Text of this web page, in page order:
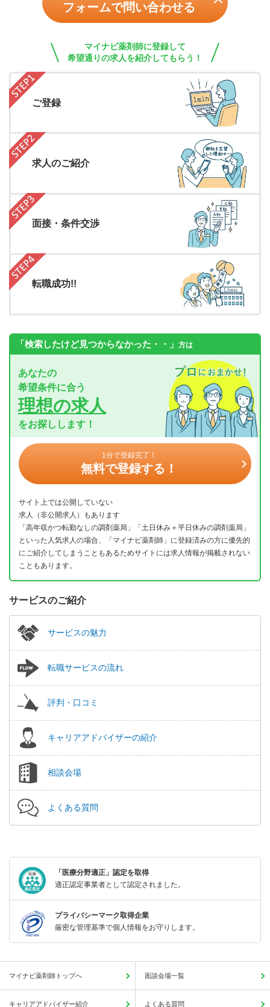
フォームで問い合わせる
マイナビ薬剤師に登録して
希望通りの求人を紹介してもらう！
ご登録
求人のご紹介
面接・条件交渉
転職成功!!
「検索したけど見つからなかった・・」 方は
あなたの
希望条件に合う
理想の求人
をお探しします！
1分で登録完了！
無料で登録する！
サイト上では公開していない
求人（非公開求人）もあります
「高年収かつ転勤なしの調剤薬局」「土日休み＋平日休みの調剤薬局」
といった人気求人の場合、「マイナビ薬剤師」に登録済みの方に優先的
にご紹介してしまうこともあるためサイトには求人情報が掲載されない
こともあります。
サービスのご紹介
サービスの魅力
転職サービスの流れ
評判・口コミ
キャリアアドバイザーの紹介
相談会場
よくある質問
「医療分野適正」認定を取得
適正認定事業者として認定されました。
プライバシーマーク取得企業
厳密な管理基準で個人情報をお守りします。
マイナビ薬剤師トップへ 面談会場一覧
キャリアアドバイザー紹介 よくある質問